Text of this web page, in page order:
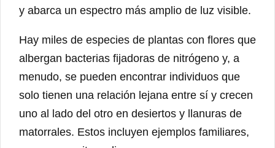
y abarca un espectro más amplio de luz visible.
Hay miles de especies de plantas con flores que
albergan bacterias fijadoras de nitrógeno y, a
menudo, se pueden encontrar individuos que
solo tienen una relación lejana entre sí y crecen
uno al lado del otro en desiertos y llanuras de
matorrales. Estos incluyen ejemplos familiares,